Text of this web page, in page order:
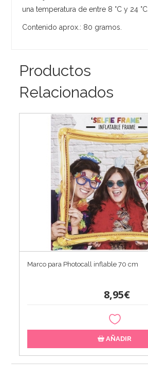
una temperatura de entre 8 °C y 24 °C.
Contenido aprox.: 80 gramos.
Productos
Relacionados
Marco para Photocall inflable 70 cm
8,95€
AÑADIR